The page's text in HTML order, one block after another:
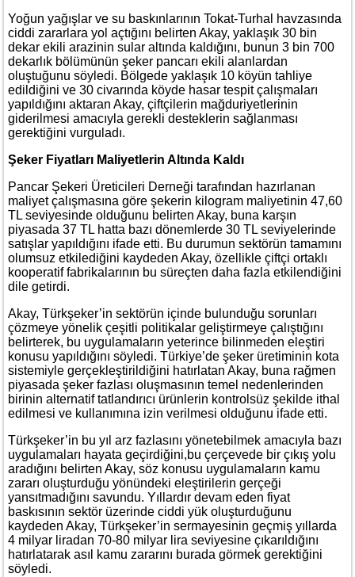
Yoğun yağışlar ve su baskınlarının Tokat-Turhal havzasında
ciddi zararlara yol açtığını belirten Akay, yaklaşık 30 bin
dekar ekili arazinin sular altında kaldığını, bunun 3 bin 700
dekarlık bölümünün şeker pancarı ekili alanlardan
oluştuğunu söyledi. Bölgede yaklaşık 10 köyün tahliye
edildiğini ve 30 civarında köyde hasar tespit çalışmaları
yapıldığını aktaran Akay, çiftçilerin mağduriyetlerinin
giderilmesi amacıyla gerekli desteklerin sağlanması
gerektiğini vurguladı.
Şeker Fiyatları Maliyetlerin Altında Kaldı
Pancar Şekeri Üreticileri Derneği tarafından hazırlanan
maliyet çalışmasına göre şekerin kilogram maliyetinin 47,60
TL seviyesinde olduğunu belirten Akay, buna karşın
piyasada 37 TL hatta bazı dönemlerde 30 TL seviyelerinde
satışlar yapıldığını ifade etti. Bu durumun sektörün tamamını
olumsuz etkilediğini kaydeden Akay, özellikle çiftçi ortaklı
kooperatif fabrikalarının bu süreçten daha fazla etkilendiğini
dile getirdi.
Akay, Türkşeker’in sektörün içinde bulunduğu sorunları
çözmeye yönelik çeşitli politikalar geliştirmeye çalıştığını
belirterek, bu uygulamaların yeterince bilinmeden eleştiri
konusu yapıldığını söyledi. Türkiye’de şeker üretiminin kota
sistemiyle gerçekleştirildiğini hatırlatan Akay, buna rağmen
piyasada şeker fazlası oluşmasının temel nedenlerinden
birinin alternatif tatlandırıcı ürünlerin kontrolsüz şekilde ithal
edilmesi ve kullanımına izin verilmesi olduğunu ifade etti.
Türkşeker’in bu yıl arz fazlasını yönetebilmek amacıyla bazı
uygulamaları hayata geçirdiğini,bu çerçevede bir çıkış yolu
aradığını belirten Akay, söz konusu uygulamaların kamu
zararı oluşturduğu yönündeki eleştirilerin gerçeği
yansıtmadığını savundu. Yıllardır devam eden fiyat
baskısının sektör üzerinde ciddi yük oluşturduğunu
kaydeden Akay, Türkşeker’in sermayesinin geçmiş yıllarda
4 milyar liradan 70-80 milyar lira seviyesine çıkarıldığını
hatırlatarak asıl kamu zararını burada görmek gerektiğini
söyledi.